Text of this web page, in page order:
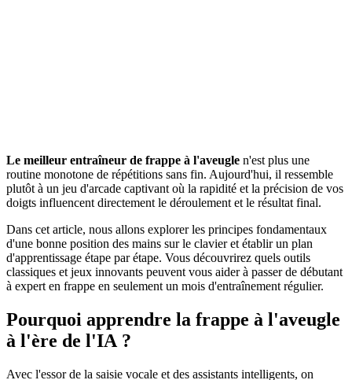
Le meilleur entraîneur de frappe à l'aveugle n'est plus une
routine monotone de répétitions sans fin. Aujourd'hui, il ressemble
plutôt à un jeu d'arcade captivant où la rapidité et la précision de vos
doigts influencent directement le déroulement et le résultat final.
Dans cet article, nous allons explorer les principes fondamentaux
d'une bonne position des mains sur le clavier et établir un plan
d'apprentissage étape par étape. Vous découvrirez quels outils
classiques et jeux innovants peuvent vous aider à passer de débutant
à expert en frappe en seulement un mois d'entraînement régulier.
Pourquoi apprendre la frappe à l'aveugle
à l'ère de l'IA ?
Avec l'essor de la saisie vocale et des assistants intelligents, on